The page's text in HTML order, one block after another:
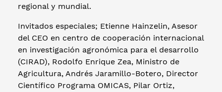
regional y mundial.
Invitados especiales; Etienne Hainzelin, Asesor
del CEO en centro de cooperación internacional
en investigación agronómica para el desarrollo
(CIRAD), Rodolfo Enrique Zea, Ministro de
Agricultura, Andrés Jaramillo-Botero, Director
Científico Programa OMICAS, Pilar Ortiz,